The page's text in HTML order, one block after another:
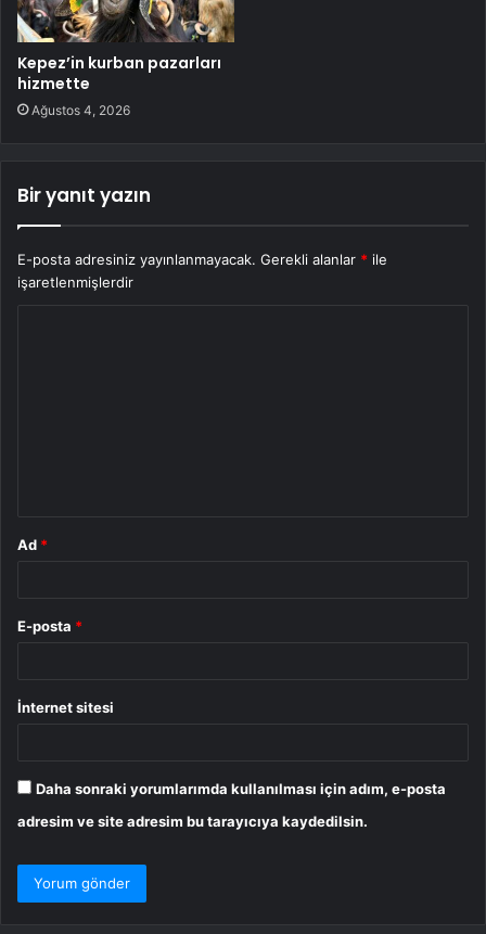
Kepez’in kurban pazarları
hizmette
Ağustos 4, 2026
Bir yanıt yazın
E-posta adresiniz yayınlanmayacak. Gerekli alanlar * ile
işaretlenmişlerdir
Ad *
E-posta *
İnternet sitesi
Daha sonraki yorumlarımda kullanılması için adım, e-posta
adresim ve site adresim bu tarayıcıya kaydedilsin.